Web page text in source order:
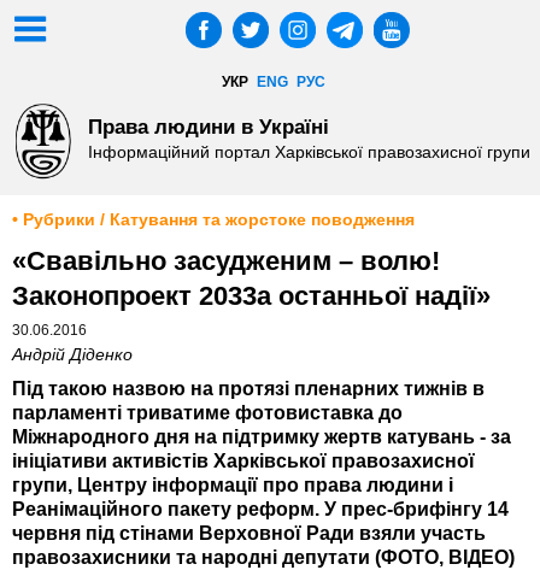
УКР ENG РУС
Права людини в Україні
Інформаційний портал Харківської правозахисної групи
• Рубрики / Катування та жорстоке поводження
«Свавільно засудженим – волю!
Законопроект 2033а останньої надії»
30.06.2016
Андрій Діденко
Під такою назвою на протязі пленарних тижнів в
парламенті триватиме фотовиставка до
Міжнародного дня на підтримку жертв катувань - за
ініціативи активістів Харківської правозахисної
групи, Центру інформації про права людини і
Реанімаційного пакету реформ. У прес-брифінгу 14
червня під стінами Верховної Ради взяли участь
правозахисники та народні депутати (ФОТО, ВІДЕО)